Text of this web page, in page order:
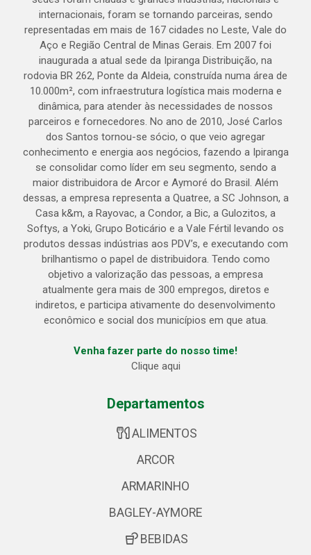
internacionais, foram se tornando parceiras, sendo
representadas em mais de 167 cidades no Leste, Vale do
Aço e Região Central de Minas Gerais. Em 2007 foi
inaugurada a atual sede da Ipiranga Distribuição, na
rodovia BR 262, Ponte da Aldeia, construída numa área de
10.000m², com infraestrutura logística mais moderna e
dinâmica, para atender às necessidades de nossos
parceiros e fornecedores. No ano de 2010, José Carlos
dos Santos tornou-se sócio, o que veio agregar
conhecimento e energia aos negócios, fazendo a Ipiranga
se consolidar como líder em seu segmento, sendo a
maior distribuidora de Arcor e Aymoré do Brasil. Além
dessas, a empresa representa a Quatree, a SC Johnson, a
Casa k&m, a Rayovac, a Condor, a Bic, a Gulozitos, a
Softys, a Yoki, Grupo Boticário e a Vale Fértil levando os
produtos dessas indústrias aos PDV’s, e executando com
brilhantismo o papel de distribuidora. Tendo como
objetivo a valorização das pessoas, a empresa
atualmente gera mais de 300 empregos, diretos e
indiretos, e participa ativamente do desenvolvimento
econômico e social dos municípios em que atua.
Venha fazer parte do nosso time!
Clique aqui
Departamentos
ALIMENTOS
ARCOR
ARMARINHO
BAGLEY-AYMORE
BEBIDAS